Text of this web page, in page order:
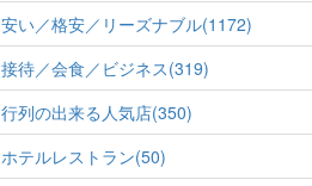
安い／格安／リーズナブル(1172)
接待／会食／ビジネス(319)
行列の出来る人気店(350)
ホテルレストラン(50)